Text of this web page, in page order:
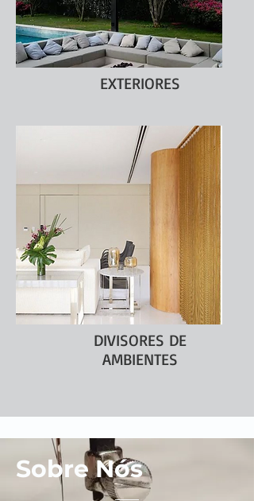
EXTERIORES
DIVISORES DE
AMBIENTES
Sobre Nós